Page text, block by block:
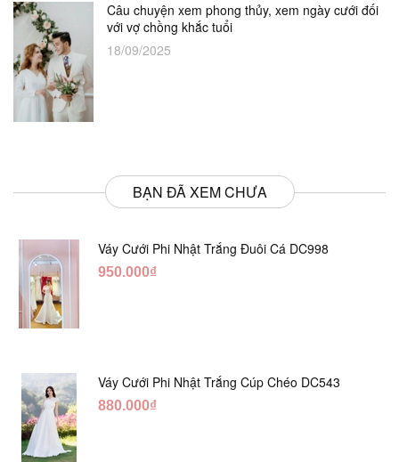
Câu chuyện xem phong thủy, xem ngày cưới đối
với vợ chồng khắc tuổi
18/09/2025
BẠN ĐÃ XEM CHƯA
Váy Cưới Phi Nhật Trắng Đuôi Cá DC998
950.000₫
Váy Cưới Phi Nhật Trắng Cúp Chéo DC543
880.000₫